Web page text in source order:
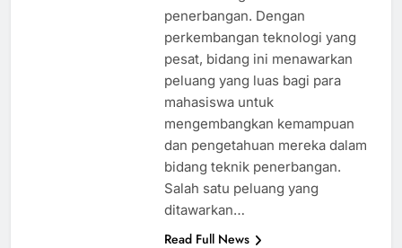
penerbangan. Dengan
perkembangan teknologi yang
pesat, bidang ini menawarkan
peluang yang luas bagi para
mahasiswa untuk
mengembangkan kemampuan
dan pengetahuan mereka dalam
bidang teknik penerbangan.
Salah satu peluang yang
ditawarkan…
Read Full News